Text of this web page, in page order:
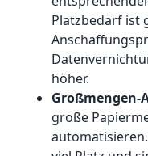
Platzbedarf ist
höher.
große